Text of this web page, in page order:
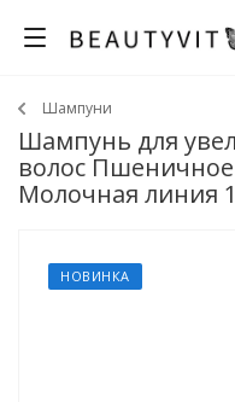
Шампуни
Шампунь для
волос
Молочная линия
НОВИНКА